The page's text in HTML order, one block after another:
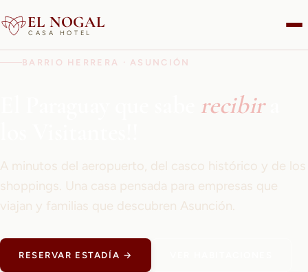
EL NOGAL
CASA HOTEL
BARRIO HERRERA · ASUNCIÓN
recibira
A minutos del aeropuerto, del casco histórico y de los
shoppings. Una casa pensada para empresas que
viajan y familias que descubren Asunción.
RESERVAR ESTADÍA →